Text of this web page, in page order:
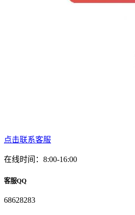
点击联系客服
在线时间：8:00-16:00
客服QQ
68628283